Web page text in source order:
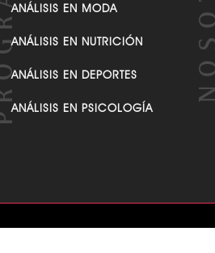
ANÁLISIS EN MODA
ANÁLISIS EN NUTRICIÓN
ANÁLISIS EN DEPORTES
ANÁLISIS EN PSICOLOGÍA